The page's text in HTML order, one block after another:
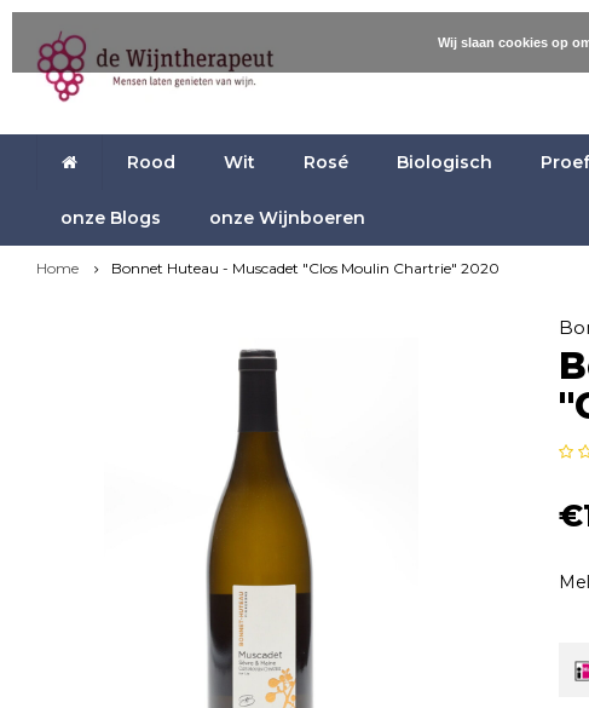
Rood Wit Rosé Biologisch
onze Blogs onze Wijnboeren
Home Bonnet Huteau - Muscadet "Clos Moulin Chartrie" 2020
Wij slaan cookies op